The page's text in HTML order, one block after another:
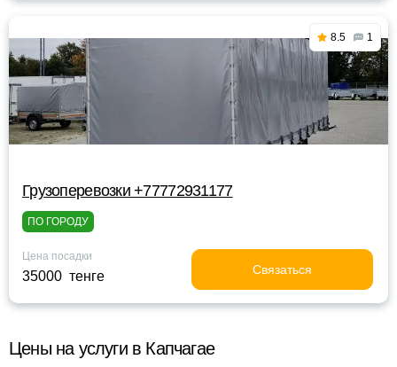
8.5 1
Грузоперевозки +77772931177
ПО ГОРОДУ
Цена посадки
35000 тенге Связаться
Цены на услуги в Капчагае